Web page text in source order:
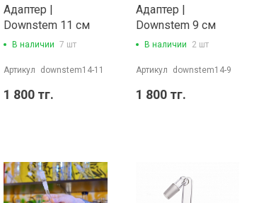
Адаптер |
Downstem 11 см
(14/14)
В наличии 7 шт
Артикул downstem14-11
1 800 тг.
Адаптер |
Downstem 9 см
(14/14)
В наличии 2 шт
Артикул downstem14-9
1 800 тг.